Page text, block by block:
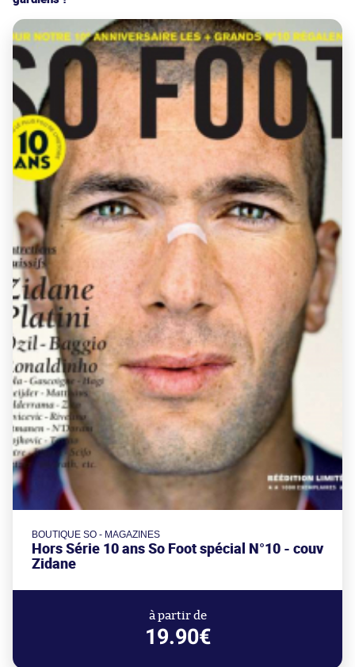
BOUTIQUE SO - MAGAZINES
Hors Série 10 ans So Foot spécial N°10 - couv
Zidane
à partir de
19.90€